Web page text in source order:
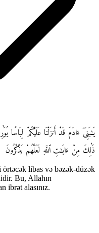
يَـٰبَنِىٓ ءَادَمَ قَدْ أَنزَلْنَا عَلَيْكُمْ
ذَٰلِكَ مِنْ ءَايَـٰتِ ٱللَّهِ لَعَلَّهُمْ يَذَّكَّرُونَ
libas və bəzək-düzək
Bu, Allahın
ibrət alasınız.